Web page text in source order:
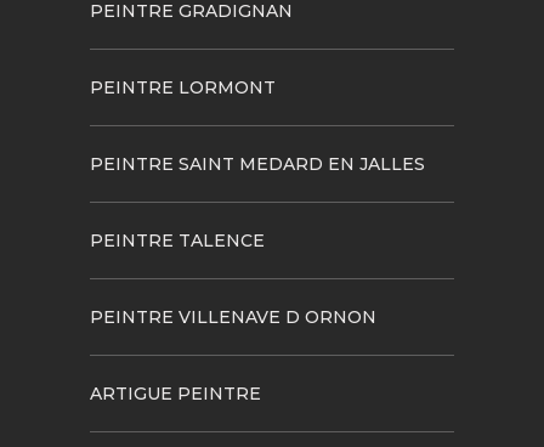
PEINTRE GRADIGNAN
PEINTRE LORMONT
PEINTRE SAINT MEDARD EN JALLES
PEINTRE TALENCE
PEINTRE VILLENAVE D ORNON
ARTIGUE PEINTRE